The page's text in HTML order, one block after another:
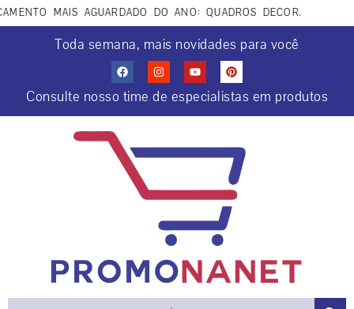
MAIS AGUARDADO DO ANO: QUADROS DECORATIVOS
Toda semana, mais novidades para você
Consulte nosso time de especialistas em produtos